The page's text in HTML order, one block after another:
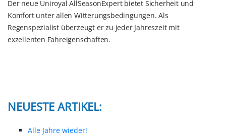
Der neue Uniroyal AllSeasonExpert bietet Sicherheit und
Komfort unter allen Witterungsbedingungen. Als
Regenspezialist überzeugt er zu jeder Jahreszeit mit
exzellenten Fahreigenschaften.
NEUESTE ARTIKEL:
Alle Jahre wieder!